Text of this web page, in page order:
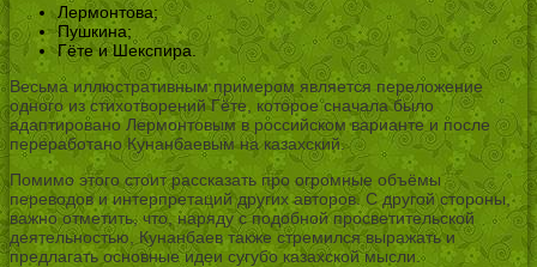
Лермонтова;
Пушкина;
Гёте и Шекспира.
Весьма иллюстративным примером является переложение
одного из стихотворений Гёте, которое сначала было
адаптировано Лермонтовым в российском варианте и после
переработано Кунанбаевым на казахский.
Помимо этого стоит рассказать про огромные объёмы
переводов и интерпретаций других авторов. С другой стороны,
важно отметить, что, наряду с подобной просветительской
деятельностью, Кунанбаев также стремился выражать и
предлагать основные идеи сугубо казахской мысли.